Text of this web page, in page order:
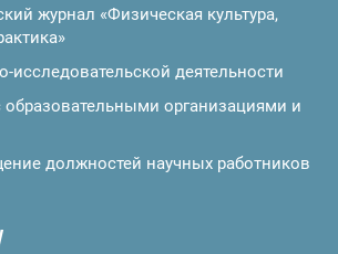
журнал «Физическая культура,
исследовательской деятельности
образовательными организациями и
должностей научных работников